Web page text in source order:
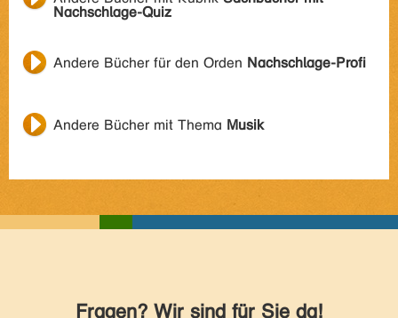
Nachschlage-Quiz
Andere Bücher für den Orden Nachschlage-Profi
Andere Bücher mit Thema Musik